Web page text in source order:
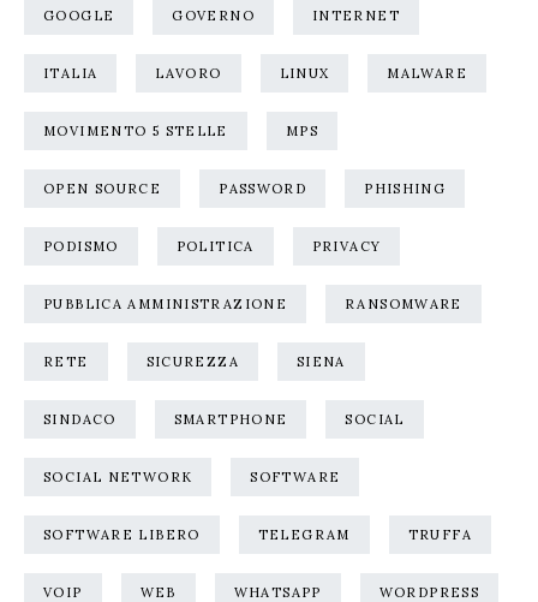
GOOGLE GOVERNO INTERNET
ITALIA LAVORO LINUX MALWARE
MOVIMENTO 5 STELLE MPS
OPEN SOURCE PASSWORD PHISHING
PODISMO POLITICA PRIVACY
PUBBLICA AMMINISTRAZIONE RANSOMWARE
RETE SICUREZZA SIENA
SINDACO SMARTPHONE SOCIAL
SOCIAL NETWORK SOFTWARE
SOFTWARE LIBERO TELEGRAM TRUFFA
VOIP WEB WHATSAPP WORDPRESS